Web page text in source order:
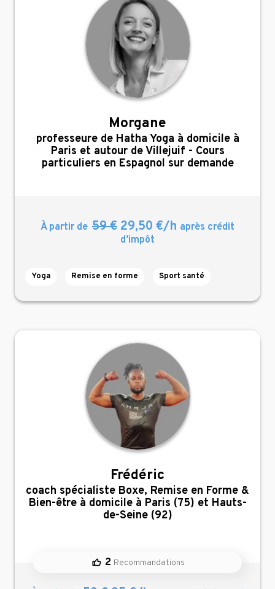
Morgane
,
professeure de Hatha Yoga à domicile à
Paris et autour de Villejuif - Cours
particuliers en Espagnol sur demande
À partir de 59 € 29,50 €/h après crédit
d’impôt
Yoga Remise en forme Sport santé
Frédéric
,
coach spécialiste Boxe, Remise en Forme &
Bien-être à domicile à Paris (75) et Hauts-
de-Seine (92)
2 Recommandations